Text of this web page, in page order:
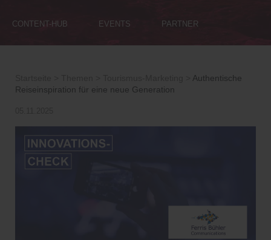
CONTENT-HUB EVENTS PARTNER
Authentische
Reiseinspiration für eine neue Generation